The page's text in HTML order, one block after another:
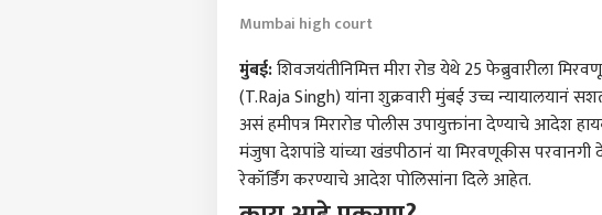
Mumbai high court
मुंबई:शिवजयंतीनिमित्त मीरा रोड येथे 25 फेब्रुवारीला
(T.Raja Singh) यांना शुक्रवारी मुंबई उच्च न्यायालयानं
असं हमीपत्र मिरारोड पोलीस उपायुक्तांना देण्याचे आदेश
मंजुषा देशपांडे यांच्या खंडपीठानं या मिरवणूकीस
रेकॉर्डिंग करण्याचे आदेश पोलिसांना दिले आहेत.